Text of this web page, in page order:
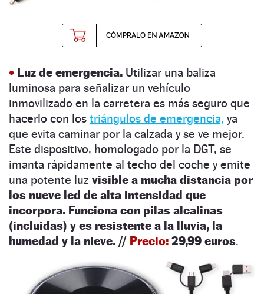
• Luz de emergencia. Utilizar una baliza
luminosa para señalizar un vehículo
inmovilizado en la carretera es más seguro que
hacerlo con los triángulos de emergencia, ya
que evita caminar por la calzada y se ve mejor.
Este dispositivo, homologado por la DGT, se
imanta rápidamente al techo del coche y emite
una potente luz visible a mucha distancia por
los nueve led de alta intensidad que
incorpora. Funciona con pilas alcalinas
(incluidas) y es resistente a la lluvia, la
humedad y la nieve. // Precio: 29,99 euros.